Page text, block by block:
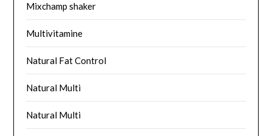
Mixchamp shaker
Multivitamine
Natural Fat Control
Natural Multi
Natural Multi